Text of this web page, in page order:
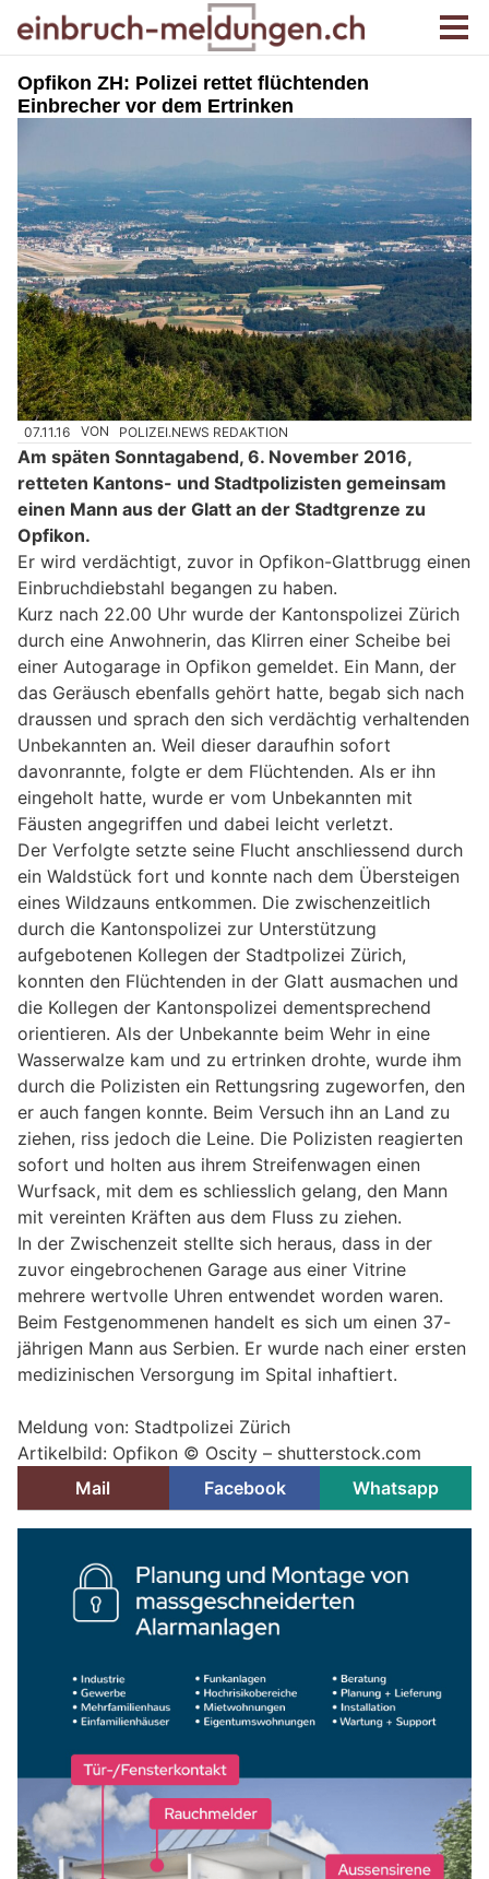
Opfikon ZH: Polizei rettet flüchtenden
Einbrecher vor dem Ertrinken
07.11.16 VON POLIZEI.NEWS REDAKTION
Am späten Sonntagabend, 6. November 2016,
retteten Kantons- und Stadtpolizisten gemeinsam
einen Mann aus der Glatt an der Stadtgrenze zu
Opfikon.
Er wird verdächtigt, zuvor in Opfikon-Glattbrugg einen
Einbruchdiebstahl begangen zu haben.
Kurz nach 22.00 Uhr wurde der Kantonspolizei Zürich
durch eine Anwohnerin, das Klirren einer Scheibe bei
einer Autogarage in Opfikon gemeldet. Ein Mann, der
das Geräusch ebenfalls gehört hatte, begab sich nach
draussen und sprach den sich verdächtig verhaltenden
Unbekannten an. Weil dieser daraufhin sofort
davonrannte, folgte er dem Flüchtenden. Als er ihn
eingeholt hatte, wurde er vom Unbekannten mit
Fäusten angegriffen und dabei leicht verletzt.
Der Verfolgte setzte seine Flucht anschliessend durch
ein Waldstück fort und konnte nach dem Übersteigen
eines Wildzauns entkommen. Die zwischenzeitlich
durch die Kantonspolizei zur Unterstützung
aufgebotenen Kollegen der Stadtpolizei Zürich,
konnten den Flüchtenden in der Glatt ausmachen und
die Kollegen der Kantonspolizei dementsprechend
orientieren. Als der Unbekannte beim Wehr in eine
Wasserwalze kam und zu ertrinken drohte, wurde ihm
durch die Polizisten ein Rettungsring zugeworfen, den
er auch fangen konnte. Beim Versuch ihn an Land zu
ziehen, riss jedoch die Leine. Die Polizisten reagierten
sofort und holten aus ihrem Streifenwagen einen
Wurfsack, mit dem es schliesslich gelang, den Mann
mit vereinten Kräften aus dem Fluss zu ziehen.
In der Zwischenzeit stellte sich heraus, dass in der
zuvor eingebrochenen Garage aus einer Vitrine
mehrere wertvolle Uhren entwendet worden waren.
Beim Festgenommenen handelt es sich um einen 37-
jährigen Mann aus Serbien. Er wurde nach einer ersten
medizinischen Versorgung im Spital inhaftiert.
Meldung von: Stadtpolizei Zürich
Artikelbild: Opfikon © Oscity – shutterstock.com
Mail
Facebook Whatsapp